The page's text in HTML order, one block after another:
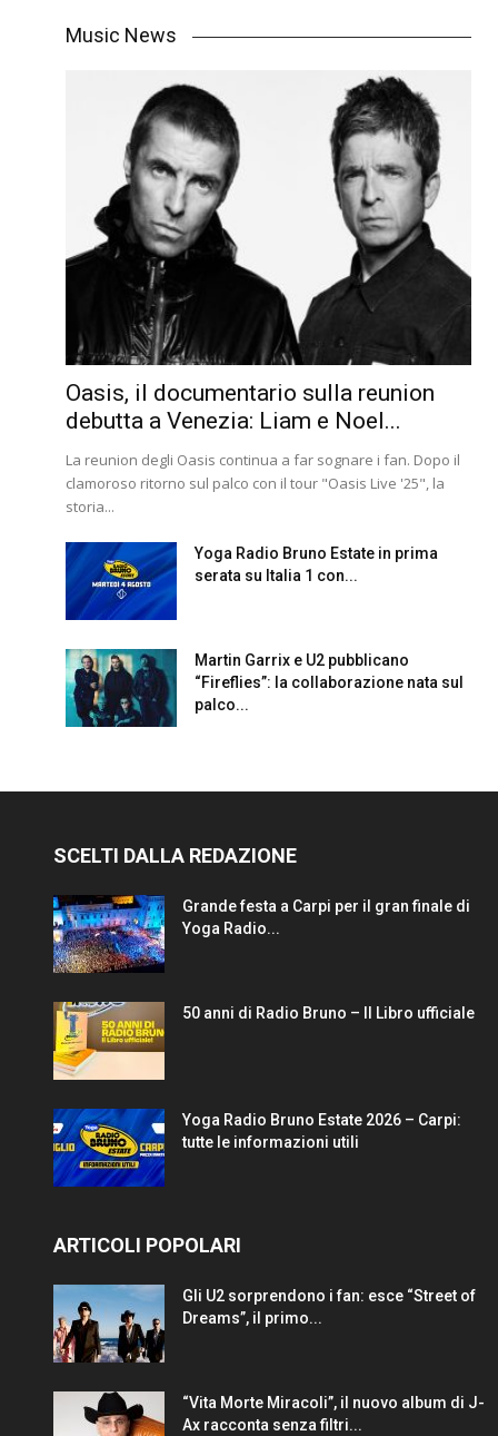
Music News
Oasis, il documentario sulla reunion
debutta a Venezia: Liam e Noel...
La reunion degli Oasis continua a far sognare i fan. Dopo il
clamoroso ritorno sul palco con il tour "Oasis Live '25", la
storia...
Yoga Radio Bruno Estate in prima
serata su Italia 1 con...
Martin Garrix e U2 pubblicano
“Fireflies”: la collaborazione nata sul
palco...
SCELTI DALLA REDAZIONE
Grande festa a Carpi per il gran finale di
Yoga Radio...
50 anni di Radio Bruno – Il Libro ufficiale
Yoga Radio Bruno Estate 2026 – Carpi:
tutte le informazioni utili
ARTICOLI POPOLARI
Gli U2 sorprendono i fan: esce “Street of
Dreams”, il primo...
“Vita Morte Miracoli”, il nuovo album di J-
Ax racconta senza filtri...